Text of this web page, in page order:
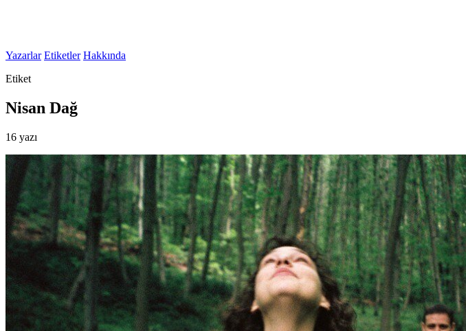
Yazarlar Etiketler Hakkında
Etiket
Nisan Dağ
16 yazı